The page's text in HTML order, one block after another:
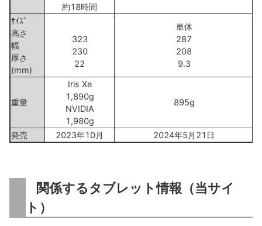
約18時間
ｻｲｽﾞ
高さ
幅
厚さ
(mm)
323
230
22
単体
287
208
9.3
重量
Iris Xe
1,890g
NVIDIA
1,980g
895g
発売 2023年10月 2024年5月21日
関係するタブレット情報（当サイ
ト）